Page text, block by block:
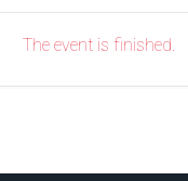
The event is finished.